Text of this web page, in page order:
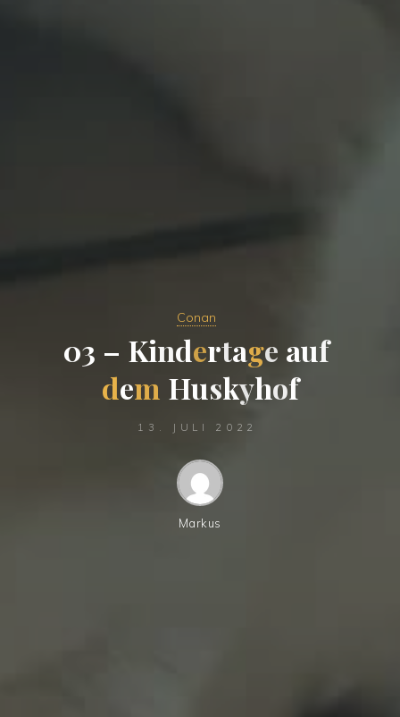
Conan
03 – Kindertage auf
dem Huskyhof
13. JULI 2022
Markus